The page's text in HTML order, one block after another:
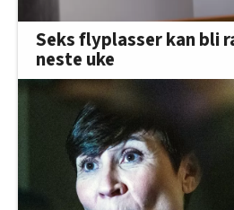
Seks flyplasser kan bli
neste uke